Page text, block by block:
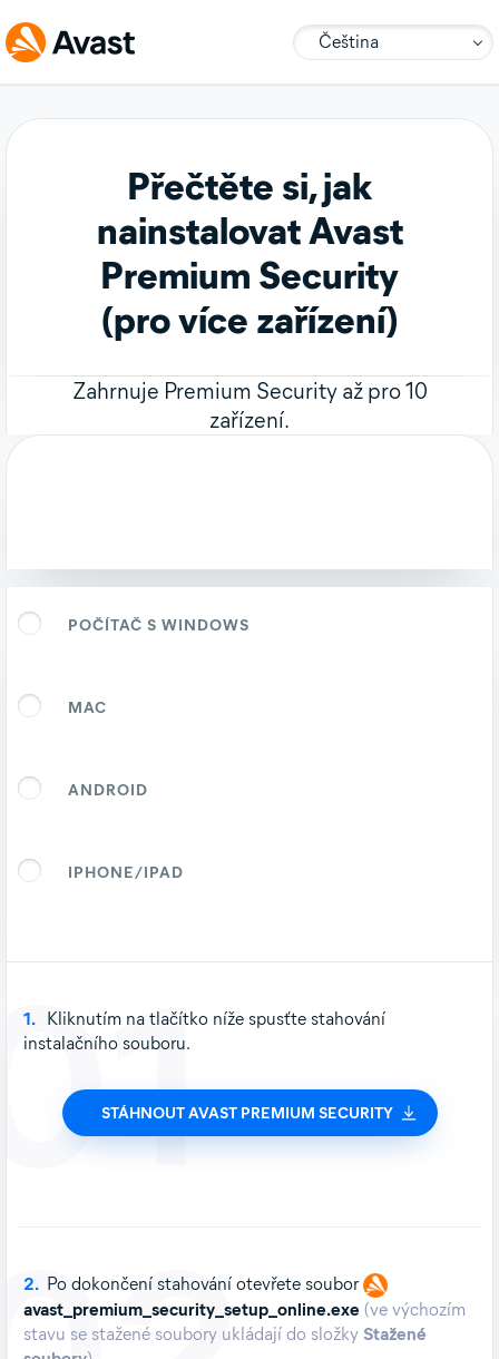
Čeština
Přečtěte si, jak
nainstalovat Avast
Premium Security
(pro více zařízení)
Zahrnuje Premium Security až pro 10
zařízení.
POČÍTAČ S WINDOWS
MAC
ANDROID
IPHONE/IPAD
1. Kliknutím na tlačítko níže spusťte stahování
instalačního souboru.
STÁHNOUT AVAST PREMIUM SECURITY
2. Po dokončení stahování otevřete soubor
avast_premium_security_setup_online.exe (ve výchozím
stavu se stažené soubory ukládají do složky Stažené